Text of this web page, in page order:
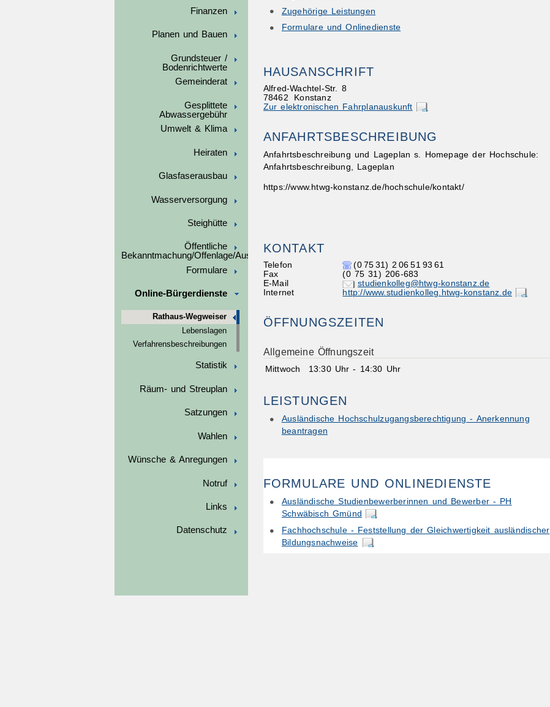
Finanzen
Planen und Bauen
Grundsteuer /
Bodenrichtwerte
Gemeinderat
Gesplittete
Abwassergebühr
Umwelt & Klima
Heiraten
Glasfaserausbau
Wasserversorgung
Steighütte
Öffentliche
Bekanntmachung/Offenlage/Ausschreibungen
Formulare
Online-Bürgerdienste
Rathaus-Wegweiser
Lebenslagen
Verfahrensbeschreibungen
Statistik
Räum- und Streuplan
Satzungen
Wahlen
Wünsche & Anregungen
Notruf
Links
Datenschutz
Zugehörige Leistungen
Formulare und Onlinedienste
HAUSANSCHRIFT
Alfred-Wachtel-Str. 8
78462
Konstanz
Zur elektronischen Fahrplanauskunft
ANFAHRTSBESCHREIBUNG
Anfahrtsbeschreibung und Lageplan s. Homepage der Hochschule:
Anfahrtsbeschreibung, Lageplan
https://www.htwg-konstanz.de/hochschule/kontakt/
KONTAKT
Telefon (0 75 31) 2 06 51 93 61
Fax
(0 75 31) 206-683
E-Mail
studienkolleg@htwg-konstanz.de
Internet
http://www.studienkolleg.htwg-konstanz.de
ÖFFNUNGSZEITEN
Allgemeine Öffnungszeit
Mittwoch 13:30 Uhr - 14:30 Uhr
LEISTUNGEN
Ausländische Hochschulzugangsberechtigung - Anerkennung
beantragen
FORMULARE UND ONLINEDIENSTE
Ausländische Studienbewerberinnen und Bewerber - PH
Schwäbisch Gmünd
Fachhochschule - Feststellung der Gleichwertigkeit ausländischer
Bildungsnachweise